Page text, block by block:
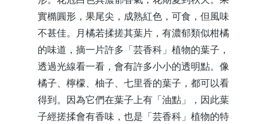
實橢圓形，果尾尖，成熟紅色，可食，但風味
不甚佳。月橘若揉搓其葉片，有濃郁類似柑橘
的味道，摘一片許多「芸香科」植物的葉子，
透過光線看一看，會有許多小小的透明點。像
橘子、檸檬、柚子、七里香的葉子，都可以看
得到。因為它們在葉子上有「油點」，因此葉
子經搓揉會有香味，也是「芸香科」植物的特